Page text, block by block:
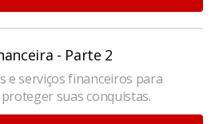
- Parte 2
e serviços financeiros para
suas conquistas.